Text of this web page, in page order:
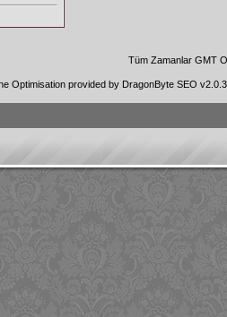
Tüm Zamanlar GMT
Optimisation provided by DragonByte SEO